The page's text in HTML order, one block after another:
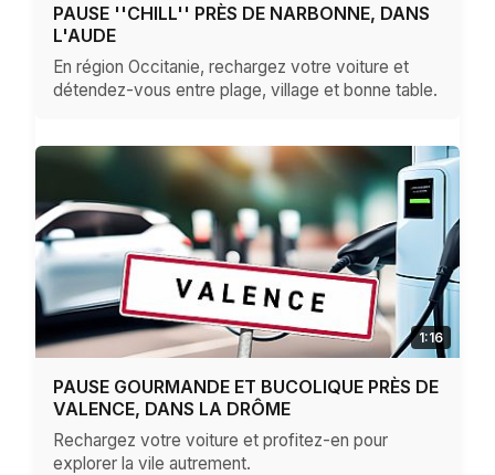
PAUSE ''CHILL'' PRÈS DE NARBONNE, DANS
L'AUDE
En région Occitanie, rechargez votre voiture et
détendez-vous entre plage, village et bonne table.
1:16
PAUSE GOURMANDE ET BUCOLIQUE PRÈS DE
VALENCE, DANS LA DRÔME
Rechargez votre voiture et profitez-en pour
explorer la vile autrement.